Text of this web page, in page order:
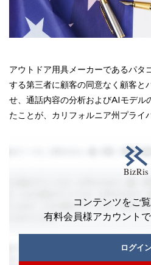
アウトドア用具メーカーであるパタ
する第三者に顧客の同意なく顧客と
せ、通話内容の分析およびAIモデル
たことが、カリフォルニア州プライ
コンテンツをご
有料会員様アカウント
ログイ